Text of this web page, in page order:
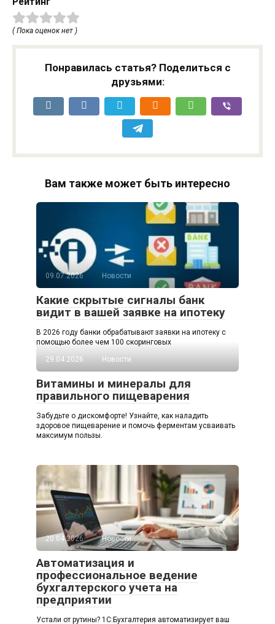
( Пока оценок нет )
Понравилась статья? Поделиться с
друзьями:
Вам также может быть интересно
09.07.2026 Новости
Какие скрытые сигналы банк
видит в вашей заявке на ипотеку
В 2026 году банки обрабатывают заявки на ипотеку с
помощью более чем 100 скоринговых
29.04.2026
Новости
Витамины и минералы для
правильного пищеварения
Забудьте о дискомфорте! Узнайте, как наладить
здоровое пищеварение и помочь ферментам усваивать
максимум пользы.
20.04.2026 Новости
Автоматизация и
профессиональное ведение
бухгалтерского учета на
предприятии
Устали от рутины? 1C:Бухгалтерия автоматизирует ваш